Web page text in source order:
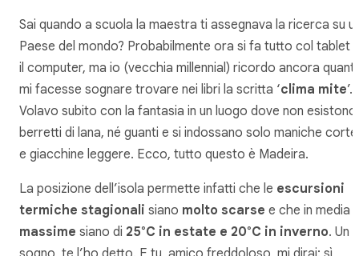
Sai quando a scuola la maestra ti assegnava la ricerca su
Paese del mondo? Probabilmente ora si fa tutto col tablet
il computer, ma io (vecchia millennial) ricordo ancora
mi facesse sognare trovare nei libri la scritta ‘clima mite’.
Volavo subito con la fantasia in un luogo dove non esistono
berretti di lana, né guanti e si indossano solo maniche corte
e giacchine leggere. Ecco, tutto questo è Madeira.
La posizione dell’isola permette infatti che le escursioni
termiche stagionali siano molto scarse e che in media
massime siano di 25°C in estate e 20°C in inverno. Un